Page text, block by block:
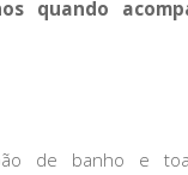
quando
de banho e